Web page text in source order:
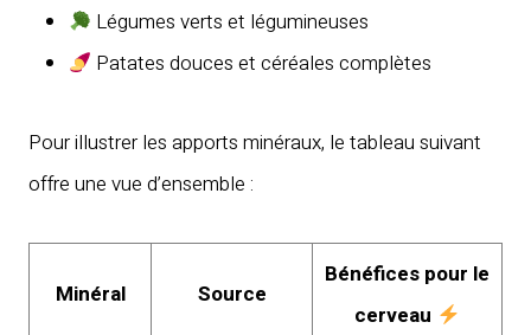
Légumes verts et légumineuses
Patates douces et céréales complètes
Pour illustrer les apports minéraux, le tableau suivant
offre une vue d’ensemble :
Minéral Source
Bénéfices pour le
cerveau